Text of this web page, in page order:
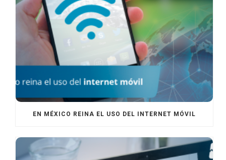
EN MÉXICO REINA EL USO DEL INTERNET MÓVIL